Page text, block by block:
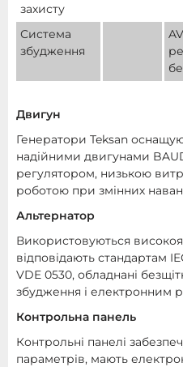
захисту
Система
збудження
Двигун
Генератори Teksan
надійними двигунами
регулятором, низькою
роботою при змінних
Альтернатор
Використовуються
відповідають стандартам
VDE 0530, обладнані
збудження і електронним
Контрольна панель
Контрольні панелі
параметрів, мають